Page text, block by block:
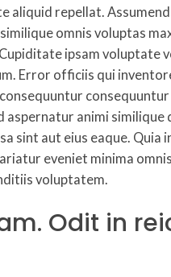
aliquid repellat.
omnis voluptas
ipsam
Error officiis qui
animi
sint aut eius eaque.
eveniet minima
voluptatem.
Odit in